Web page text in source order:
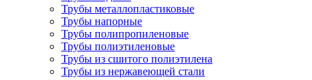
Трубы металлопластиковые
Трубы напорные
Трубы полипропиленовые
Трубы полиэтиленовые
Трубы из сшитого полиэтилена
Трубы из нержавеющей стали